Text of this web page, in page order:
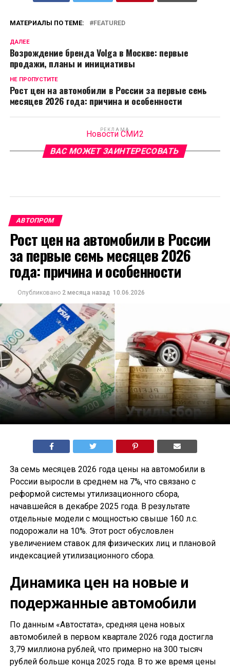
МАТЕРИАЛЫ ПО ТЕМЕ: FEATURED
ДАЛЕЕ
Возрождение бренда Volga в Москве: первые
продажи, планы и инициативы
НЕ ПРОПУСТИТЕ
Рост цен на автомобили в России за первые семь
месяцев 2026 года: причина и особенности
РЕКЛАМА
Новости СМИ2
ВАС МОЖЕТ ЗАИНТЕРЕСОВАТЬ
АВТОПРОМ
Рост цен на автомобили в России
за первые семь месяцев 2026
года: причина и особенности
Опубликовано 2 месяца назад 10.06.2026
За семь месяцев 2026 года цены на автомобили в
России выросли в среднем на 7%, что связано с
реформой системы утилизационного сбора,
начавшейся в декабре 2025 года. В результате
отдельные модели с мощностью свыше 160 л.с.
подорожали на 10%. Этот рост обусловлен
увеличением ставок для физических лиц и плановой
индексацией утилизационного сбора.
Динамика цен на новые и
подержанные автомобили
По данным «Автостата», средняя цена новых
автомобилей в первом квартале 2026 года достигла
3,79 миллиона рублей, что примерно на 300 тысяч
рублей больше конца 2025 года. В то же время цены